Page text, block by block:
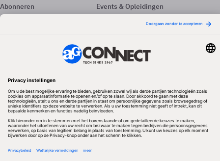
Abonneren
Adverteren
Events & Opleidingen
Nieuwsbrieven
Volg ons
Redactionele partner